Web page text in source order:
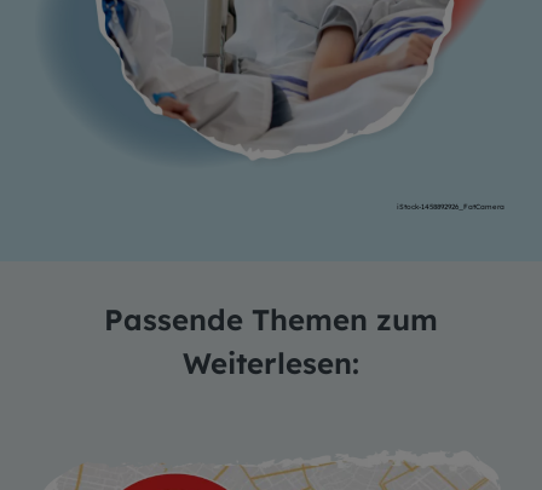
iStock-1458892926_FatCamera
Passende Themen zum
Weiterlesen: